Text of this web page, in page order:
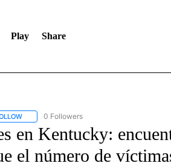
Play Share
FOLLOW "CNN - SPANISH" TO RECEIVE
0 Followers
en Kentucky:
el número de